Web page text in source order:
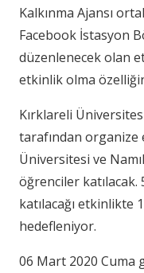
Kalkınma Ajansı
Facebook İstasyon
düzenlenecek olan
etkinlik olma
Kırklareli
tarafından
Üniversitesi ve
öğrenciler
katılacağı etkinlikte
hedefleniyor.
06 Mart 2020 Cuma